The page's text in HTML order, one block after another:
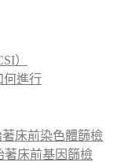
）
何進行
床前染色體篩檢
著床前基因篩檢